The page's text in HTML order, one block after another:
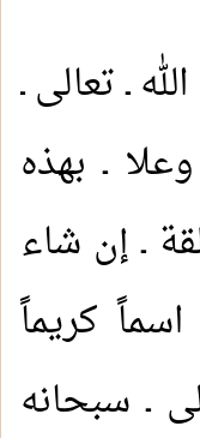
ـ تعالى ـ
ـ بهذه
ـ إن شاء
كريماً
ـ سبحانه